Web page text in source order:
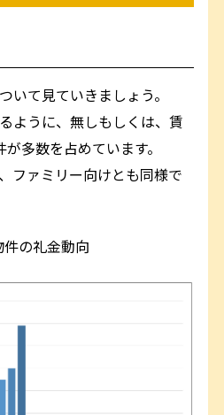
いて見ていきましょう。
ように、無しもしくは、賃
多数を占めています。
ファミリー向けとも同様で
の礼金動向